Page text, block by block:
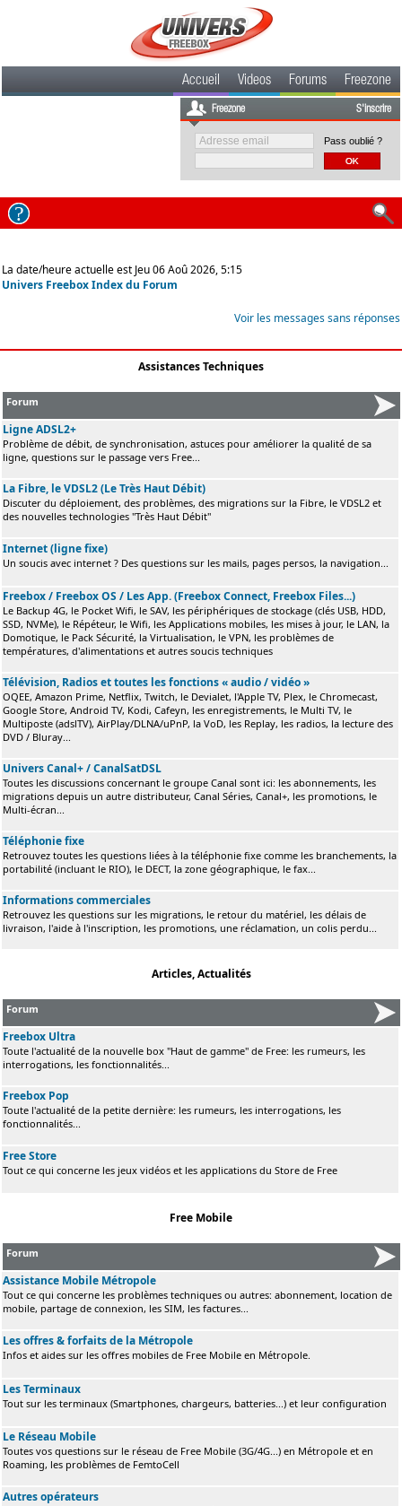
Accueil Videos Forums Freezone
Freezone S'inscrire
Pass oublié ?
La date/heure actuelle est Jeu 06 Aoû 2026, 5:15
Univers Freebox Index du Forum
Voir les messages sans réponses
Assistances Techniques
Forum
Ligne ADSL2+
Problème de débit, de synchronisation, astuces pour améliorer la qualité de sa
ligne, questions sur le passage vers Free...
La Fibre, le VDSL2 (Le Très Haut Débit)
Discuter du déploiement, des problèmes, des migrations sur la Fibre, le VDSL2 et
des nouvelles technologies "Très Haut Débit"
Internet (ligne fixe)
Un soucis avec internet ? Des questions sur les mails, pages persos, la navigation...
Freebox / Freebox OS / Les App. (Freebox Connect, Freebox Files...)
Le Backup 4G, le Pocket Wifi, le SAV, les périphériques de stockage (clés USB, HDD,
SSD, NVMe), le Répéteur, le Wifi, les Applications mobiles, les mises à jour, le LAN, la
Domotique, le Pack Sécurité, la Virtualisation, le VPN, les problèmes de
températures, d'alimentations et autres soucis techniques
Télévision, Radios et toutes les fonctions « audio / vidéo »
OQEE, Amazon Prime, Netflix, Twitch, le Devialet, l'Apple TV, Plex, le Chromecast,
Google Store, Android TV, Kodi, Cafeyn, les enregistrements, le Multi TV, le
Multiposte (adslTV), AirPlay/DLNA/uPnP, la VoD, les Replay, les radios, la lecture des
DVD / Bluray...
Univers Canal+ / CanalSatDSL
Toutes les discussions concernant le groupe Canal sont ici: les abonnements, les
migrations depuis un autre distributeur, Canal Séries, Canal+, les promotions, le
Multi-écran...
Téléphonie fixe
Retrouvez toutes les questions liées à la téléphonie fixe comme les branchements, la
portabilité (incluant le RIO), le DECT, la zone géographique, le fax...
Informations commerciales
Retrouvez les questions sur les migrations, le retour du matériel, les délais de
livraison, l'aide à l'inscription, les promotions, une réclamation, un colis perdu...
Articles, Actualités
Forum
Freebox Ultra
Toute l'actualité de la nouvelle box "Haut de gamme" de Free: les rumeurs, les
interrogations, les fonctionnalités...
Freebox Pop
Toute l'actualité de la petite dernière: les rumeurs, les interrogations, les
fonctionnalités...
Free Store
Tout ce qui concerne les jeux vidéos et les applications du Store de Free
Free Mobile
Forum
Assistance Mobile Métropole
Tout ce qui concerne les problèmes techniques ou autres: abonnement, location de
mobile, partage de connexion, les SIM, les factures...
Les offres & forfaits de la Métropole
Infos et aides sur les offres mobiles de Free Mobile en Métropole.
Les Terminaux
Tout sur les terminaux (Smartphones, chargeurs, batteries...) et leur configuration
Le Réseau Mobile
Toutes vos questions sur le réseau de Free Mobile (3G/4G...) en Métropole et en
Roaming, les problèmes de FemtoCell
Autres opérateurs